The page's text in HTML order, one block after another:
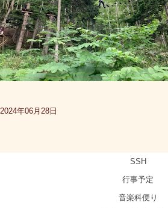
2024年06月28日
SSH
行事予定
音楽科便り